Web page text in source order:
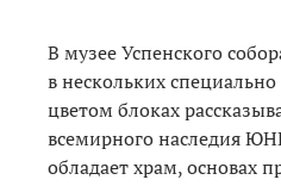
В музее Успенского
в нескольких
цветом блоках
всемирного наследия
обладает храм, основах